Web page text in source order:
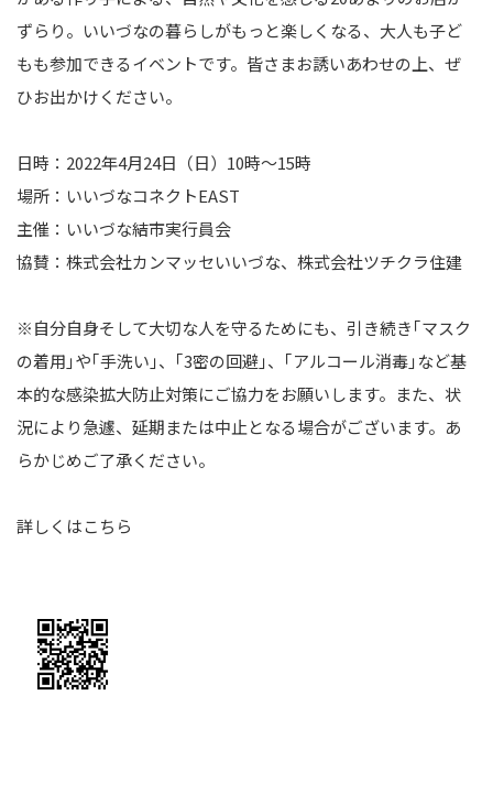
ずらり。いいづなの暮らしがもっと楽しくなる、大人も子ど
もも参加できるイベントです。皆さまお誘いあわせの上、ぜ
ひお出かけください。
日時：2022年4月24日（日）10時～15時
場所：いいづなコネクトEAST
主催：いいづな結市実行員会
協賛：株式会社カンマッセいいづな、株式会社ツチクラ住建
※自分自身そして大切な人を守るためにも、引き続き｢マスク
の着用｣や｢手洗い｣、｢3密の回避｣、｢アルコール消毒｣など基
本的な感染拡大防止対策にご協力をお願いします。また、状
況により急遽、延期または中止となる場合がございます。あ
らかじめご了承ください。
詳しくはこちら